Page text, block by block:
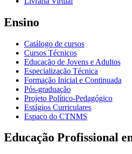
Ensino
Catálogo de cursos
Cursos Técnicos
Educação de Jovens e Adultos
Especialização Técnica
Formação Inicial e Continuada
Pós-graduação
Projeto Político-Pedagógico
Estágios Curriculares
Espaço do CTNMS
Educação Profissional